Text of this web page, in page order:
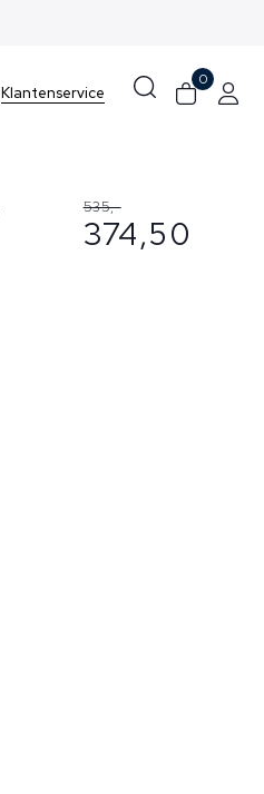
Klantenservice
0
535,-
374,50